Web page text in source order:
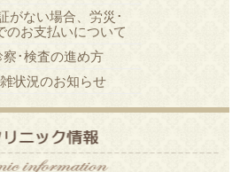
がない場合、労災･
のお支払いについて
察･検査の進め方
状況のお知らせ